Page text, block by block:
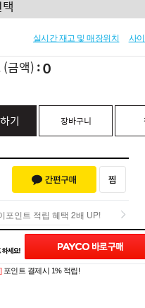
실시간 재고 및 매장위치 사
(금액) 0
기 장바구니
포인트 적립 혜택 2배 UP!
포인트 적립 혜택 2배 UP!
포인트 결제시 1% 적립!
(0)